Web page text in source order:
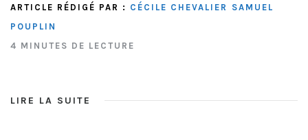
ARTICLE RÉDIGÉ PAR : CÉCILE CHEVALIER
SAMUEL
POUPLIN
4 MINUTES DE LECTURE
LIRE LA SUITE